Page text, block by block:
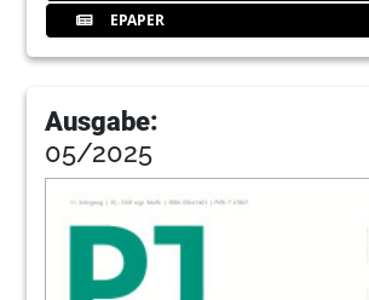
EPAPER
Ausgabe:
05/2025